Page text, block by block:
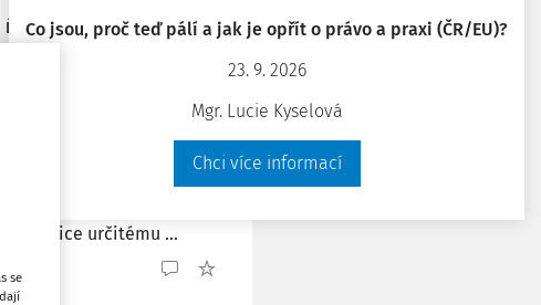
Co jsou, proč teď pálí a jak je opřít o právo a praxi (ČR/EU)?
23. 9. 2026
Mgr. Lucie Kyselová
Chci více informací
Řadit podle Nejnovější Nejstarší
to neznamená, že ji
nebo se může u
expozice určitému ...
se